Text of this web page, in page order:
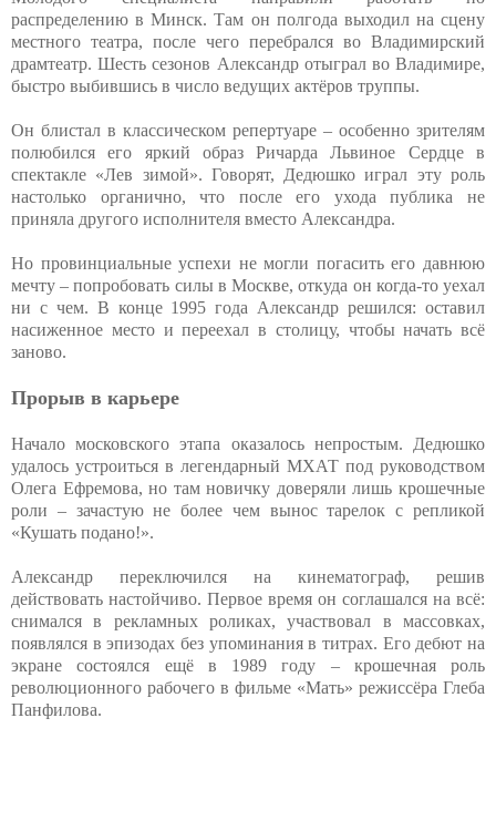
распределению в Минск. Там он полгода выходил на сцену
местного театра, после чего перебрался во Владимирский
драмтеатр. Шесть сезонов Александр отыграл во Владимире,
быстро выбившись в число ведущих актёров труппы.
Он блистал в классическом репертуаре – особенно зрителям
полюбился его яркий образ Ричарда Львиное Сердце в
спектакле «Лев зимой». Говорят, Дедюшко играл эту роль
настолько органично, что после его ухода публика не
приняла другого исполнителя вместо Александра.
Но провинциальные успехи не могли погасить его давнюю
мечту – попробовать силы в Москве, откуда он когда-то уехал
ни с чем. В конце 1995 года Александр решился: оставил
насиженное место и переехал в столицу, чтобы начать всё
заново.
Прорыв в карьере
Начало московского этапа оказалось непростым. Дедюшко
удалось устроиться в легендарный МХАТ под руководством
Олега Ефремова, но там новичку доверяли лишь крошечные
роли – зачастую не более чем вынос тарелок с репликой
«Кушать подано!».
Александр переключился на кинематограф, решив
действовать настойчиво. Первое время он соглашался на всё:
снимался в рекламных роликах, участвовал в массовках,
появлялся в эпизодах без упоминания в титрах. Его дебют на
экране состоялся ещё в 1989 году – крошечная роль
революционного рабочего в фильме «Мать» режиссёра Глеба
Панфилова.